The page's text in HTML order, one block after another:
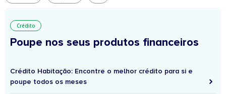
Crédito
Poupe nos seus produtos financeiros
Crédito Habitação: Encontre o melhor crédito para si e
poupe todos os meses